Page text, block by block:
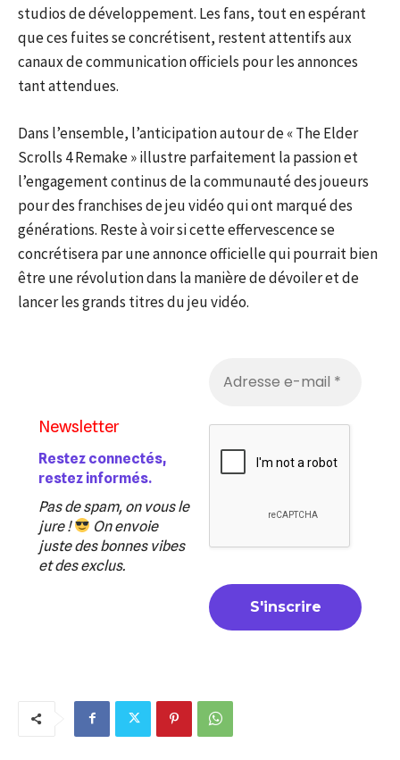
studios de développement. Les fans, tout en espérant
que ces fuites se concrétisent, restent attentifs aux
canaux de communication officiels pour les annonces
tant attendues.
Dans l’ensemble, l’anticipation autour de « The Elder
Scrolls 4 Remake » illustre parfaitement la passion et
l’engagement continus de la communauté des joueurs
pour des franchises de jeu vidéo qui ont marqué des
générations. Reste à voir si cette effervescence se
concrétisera par une annonce officielle qui pourrait bien
être une révolution dans la manière de dévoiler et de
lancer les grands titres du jeu vidéo.
Newsletter
Restez connectés,
restez informés.
Pas de spam, on vous le
jure !
On envoie
juste des bonnes vibes
et des exclus.